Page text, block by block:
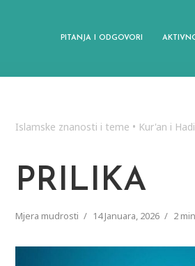
PITANJA I ODGOVORI
Islamske znanosti i teme • Kur'an i
PRILIKA
Mjera mudrosti 14 Januara, 2026 2